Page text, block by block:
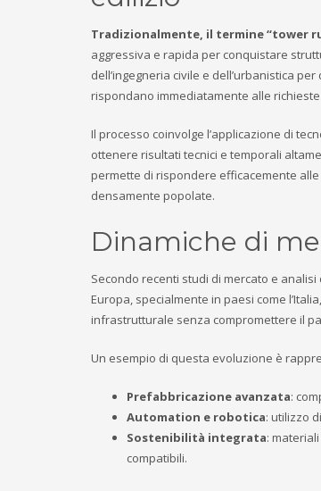
Tradizionalmente, il termine “tower
aggressiva e rapida per conquistare
dell’ingegneria civile e dell’urbanistica
rispondano immediatamente alle
Il processo coinvolge l’applicazione di
ottenere risultati tecnici e temporali
permette di rispondere efficacemente
densamente popolate.
Dinamiche di
Secondo recenti studi di mercato e
Europa, specialmente in paesi come
infrastrutturale senza compromettere il
Un esempio di questa evoluzione è
Prefabbricazione avanzata:
Automation e robotica: utilizzo
Sostenibilità integrata:
compatibili.